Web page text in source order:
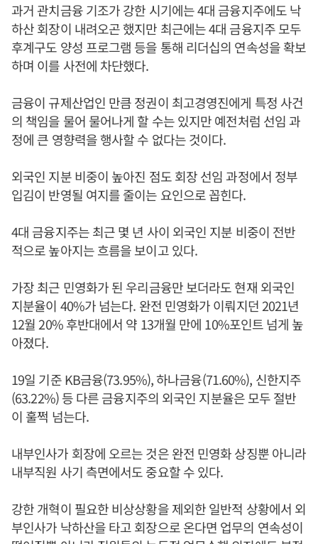
과거 관치금융 기조가 강한 시기에는 4대 금융지주에도 낙
하산 회장이 내려오곤 했지만 최근에는 4대 금융지주 모두
후계구도 양성 프로그램 등을 통해 리더십의 연속성을 확보
하며 이를 사전에 차단했다.
금융이 규제산업인 만큼 정권이 최고경영진에게 특정 사건
의 책임을 물어 물어나게 할 수는 있지만 예전처럼 선임 과
정에 큰 영향력을 행사할 수 없다는 것이다.
외국인 지분 비중이 높아진 점도 회장 선임 과정에서 정부
입김이 반영될 여지를 줄이는 요인으로 꼽힌다.
4대 금융지주는 최근 몇 년 사이 외국인 지분 비중이 전반
적으로 높아지는 흐름을 보이고 있다.
가장 최근 민영화가 된 우리금융만 보더라도 현재 외국인
지분율이 40%가 넘는다. 완전 민영화가 이뤄지던 2021년
12월 20% 후반대에서 약 13개월 만에 10%포인트 넘게 높
아졌다.
19일 기준 KB금융(73.95%), 하나금융(71.60%), 신한지주
(63.22%) 등 다른 금융지주의 외국인 지분율은 모두 절반
이 훌쩍 넘는다.
내부인사가 회장에 오르는 것은 완전 민영화 상징뿐 아니라
내부직원 사기 측면에서도 중요할 수 있다.
강한 개혁이 필요한 비상상황을 제외한 일반적 상황에서 외
부인사가 낙하산을 타고 회장으로 온다면 업무의 연속성이